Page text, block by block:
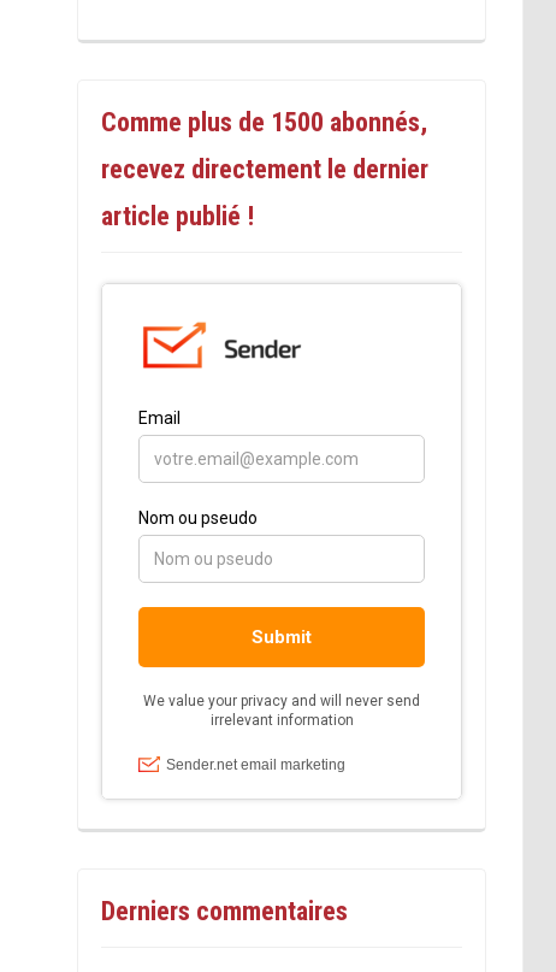
Comme plus de 1500 abonnés,
recevez directement le dernier
article publié !
Derniers commentaires